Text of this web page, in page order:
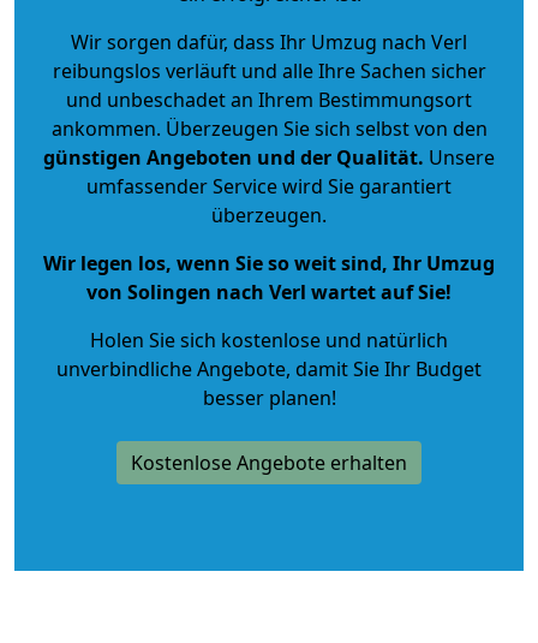
Wir sorgen dafür, dass Ihr Umzug nach Verl
reibungslos verläuft und alle Ihre Sachen sicher
und unbeschadet an Ihrem Bestimmungsort
ankommen. Überzeugen Sie sich selbst von den
günstigen Angeboten und der Qualität. Unsere
umfassender Service wird Sie garantiert
überzeugen.
Wir legen los, wenn Sie so weit sind, Ihr Umzug
von Solingen nach Verl wartet auf Sie!
Holen Sie sich kostenlose und natürlich
unverbindliche Angebote, damit Sie Ihr Budget
besser planen!
Kostenlose Angebote erhalten